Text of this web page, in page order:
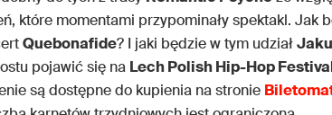
które momentami przypominały spektakl. Jak
Quebonafide? I jaki będzie w tym udział
pojawić się na Lech Polish Hip-Hop
są dostępne do kupienia na stronie